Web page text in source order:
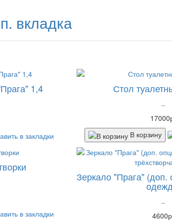
вкладка
1,4 Стол
..
В корзину
Зеркало "Прага"
..